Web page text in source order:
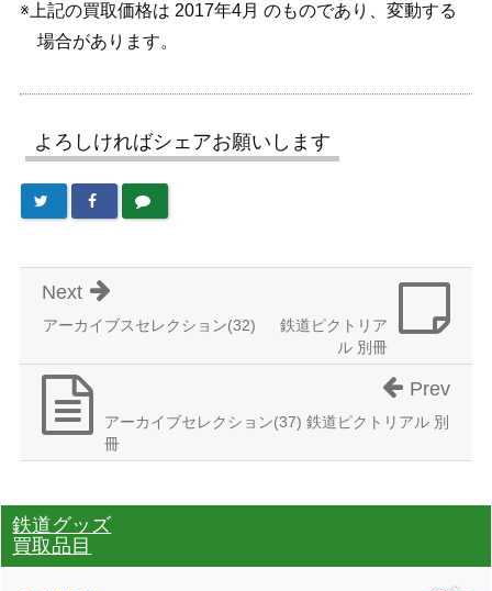
※上記の買取価格は 2017年4月 のものであり、変動する
場合があります。
よろしければシェアお願いします
アーカイブスセレクション(32) 鉄道ピクトリア
ル 別冊
Next
アーカイブセレクション(37) 鉄道ピクトリアル 別
冊
Prev
鉄道グッズ
買取品目